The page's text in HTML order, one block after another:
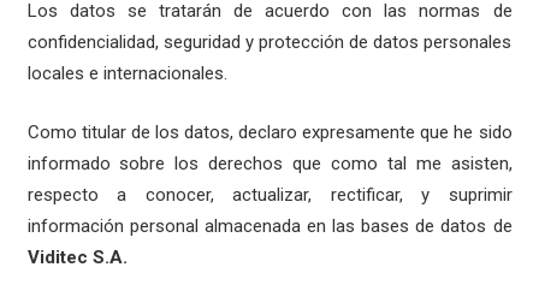
Los datos se tratarán de acuerdo con las normas de
confidencialidad, seguridad y protección de datos personales
locales e internacionales.
Como titular de los datos, declaro expresamente que he sido
informado sobre los derechos que como tal me asisten,
respecto a conocer, actualizar, rectificar, y suprimir
información personal almacenada en las bases de datos de
Viditec S.A.